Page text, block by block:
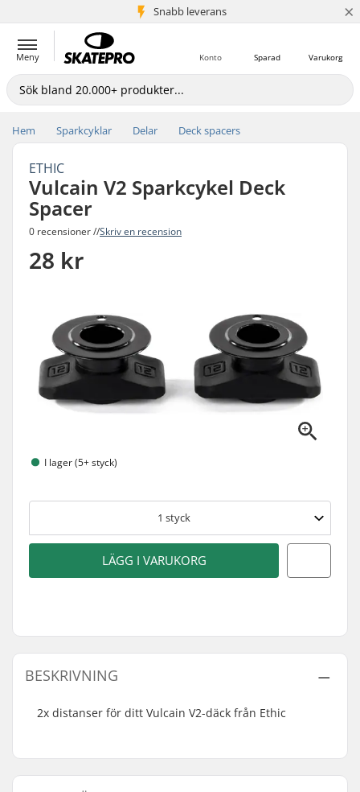
Snabb leverans
5+ milj. kunder ×
Meny Varukorg
Sparad
Konto
Hem Sparkcyklar Delar Deck spacers
ETHIC
Vulcain V2 Sparkcykel Deck
Spacer
0 recensioner //Skriv en recension
28 kr
I lager (5+ styck)
1 styck
LÄGG I VARUKORG
BESKRIVNING
2x distanser för ditt Vulcain V2-däck från Ethic